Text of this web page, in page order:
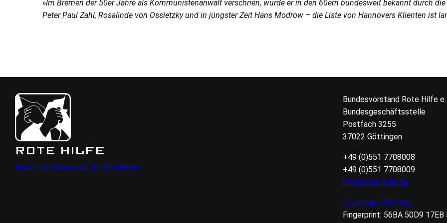
»Im Bremen der 50er Jahre als Kommunistenanwalt verschrien, wurde er in den 60ern bundesweit bekannt durch
Peter Paul Zahl, Rosalinde von Ossietzky und in jüngster Zeit Hans Modrow – die Liste von Hannovers Klienten ist
ROTE HILFE
Ein Solidaritätsverein für alle Linken
Bundesvorstand Rote Hilfe e.
Bundesgeschäftsstelle
Postfach 3255
37022 Göttingen
+49 (0)551 7708008
+49 (0)551 7708009
info@rote-hilfe.de
Download PGP-Key
Fingerprint: 56BA 50D9 17EB